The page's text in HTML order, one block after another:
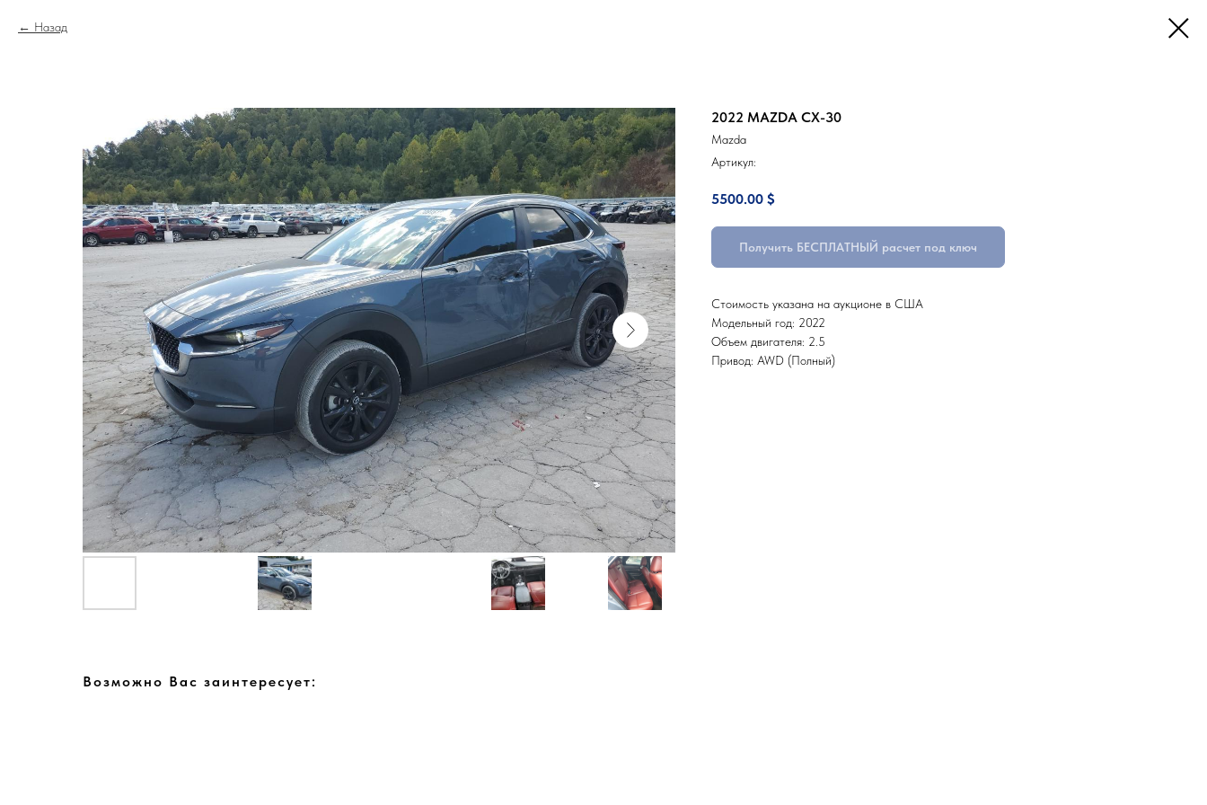
Назад
2022 MAZDA CX-30
Mazda
Артикул:
5500.00 $
Получить БЕСПЛАТНЫЙ расчет под ключ
Стоимость указана на аукционе в США
Модельный год: 2022
Объем двигателя: 2.5
Привод: AWD (Полный)
Возможно Вас заинтересует: